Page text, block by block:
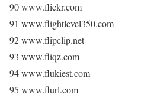
90 www.flickr.com
91 www.flightlevel350.com
92 www.flipclip.net
93 www.fliqz.com
94 www.flukiest.com
95 www.flurl.com